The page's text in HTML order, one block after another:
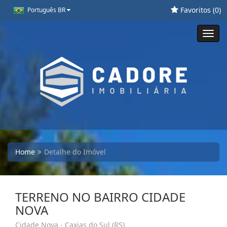
Português BR Favoritos (0)
Home Detalhe do Imóvel
TERRENO NO BAIRRO CIDADE
NOVA
Cidade Nova - Caxias do Sul (RS)